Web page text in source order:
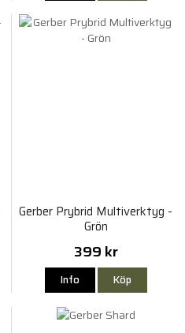
Gerber Prybrid Multiverktyg -
Grön
399 kr
Info Köp